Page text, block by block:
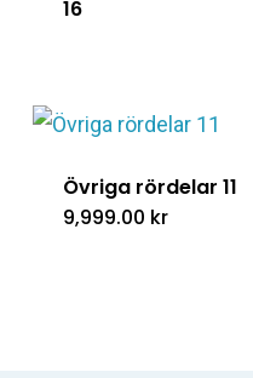
16
Övriga rördelar 11
9,999.00 kr